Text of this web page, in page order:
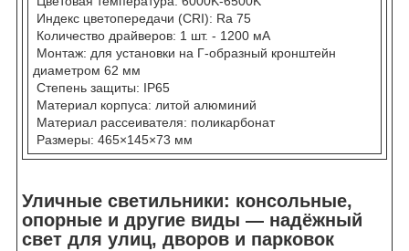
Индекс цветопередачи (CRI): Ra 75
Количество драйверов: 1 шт. - 1200 мА
Монтаж: для установки на Г-образный кронштейн
диаметром 62 мм
Степень защиты: IP65
Материал корпуса: литой алюминий
Материал рассеивателя: поликарбонат
Размеры: 465×145×73 мм
Уличные светильники: консольные,
опорные и другие виды — надёжный
свет для улиц, дворов и парковок